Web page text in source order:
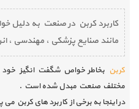
کاربرد کربن در صنعت به دلیل
مانند صنایع پزشکی ، مهندسی ،
کربن بخاطر خواص شگفت انگیز
مختلف صنعت مبدل شده است .
در اینجا به برخی از کاربرد های کربن می